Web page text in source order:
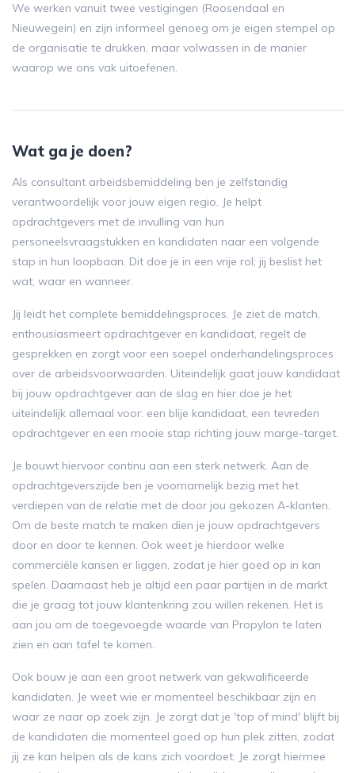
We werken vanuit twee vestigingen (Roosendaal en
Nieuwegein) en zijn informeel genoeg om je eigen stempel op
de organisatie te drukken, maar volwassen in de manier
waarop we ons vak uitoefenen.
Wat ga je doen?
Als consultant arbeidsbemiddeling ben je zelfstandig
verantwoordelijk voor jouw eigen regio. Je helpt
opdrachtgevers met de invulling van hun
personeelsvraagstukken en kandidaten naar een volgende
stap in hun loopbaan. Dit doe je in een vrije rol; jij beslist het
wat, waar en wanneer.
Jij leidt het complete bemiddelingsproces. Je ziet de match,
enthousiasmeert opdrachtgever en kandidaat, regelt de
gesprekken en zorgt voor een soepel onderhandelingsproces
over de arbeidsvoorwaarden. Uiteindelijk gaat jouw kandidaat
bij jouw opdrachtgever aan de slag en hier doe je het
uiteindelijk allemaal voor: een blije kandidaat, een tevreden
opdrachtgever en een mooie stap richting jouw marge-target.
Je bouwt hiervoor continu aan een sterk netwerk. Aan de
opdrachtgeverszijde ben je voornamelijk bezig met het
verdiepen van de relatie met de door jou gekozen A-klanten.
Om de beste match te maken dien je jouw opdrachtgevers
door en door te kennen. Ook weet je hierdoor welke
commerciële kansen er liggen, zodat je hier goed op in kan
spelen. Daarnaast heb je altijd een paar partijen in de markt
die je graag tot jouw klantenkring zou willen rekenen. Het is
aan jou om de toegevoegde waarde van Propylon te laten
zien en aan tafel te komen.
Ook bouw je aan een groot netwerk van gekwalificeerde
kandidaten. Je weet wie er momenteel beschikbaar zijn en
waar ze naar op zoek zijn. Je zorgt dat je 'top of mind' blijft bij
de kandidaten die momenteel goed op hun plek zitten, zodat
jij ze kan helpen als de kans zich voordoet. Je zorgt hiermee